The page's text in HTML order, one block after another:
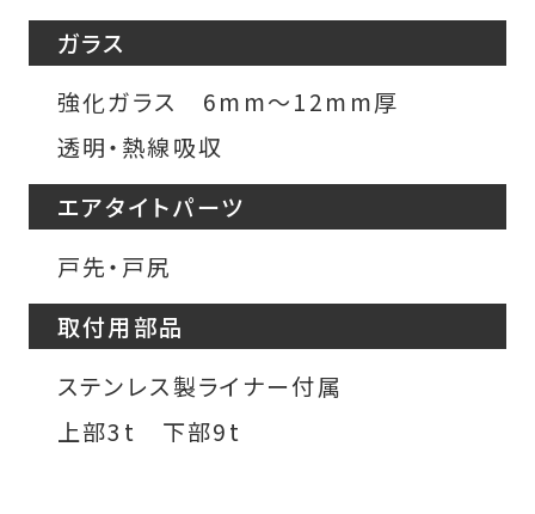
ガラス
強化ガラス 6mm〜12mm厚
透明・熱線吸収
エアタイトパーツ
戸先・戸尻
取付用部品
ステンレス製ライナー付属
上部3t 下部9t